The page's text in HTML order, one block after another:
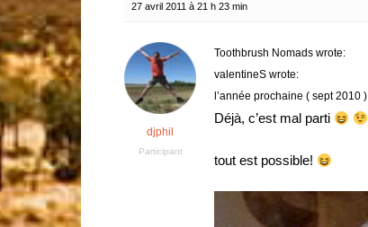
27 avril 2011 à 21 h 23 min
djphil
Participant
Toothbrush Nomads wrote:
valentineS wrote:
l’année prochaine ( sept 2010 )
Déjà, c’est mal parti
tout est possible!